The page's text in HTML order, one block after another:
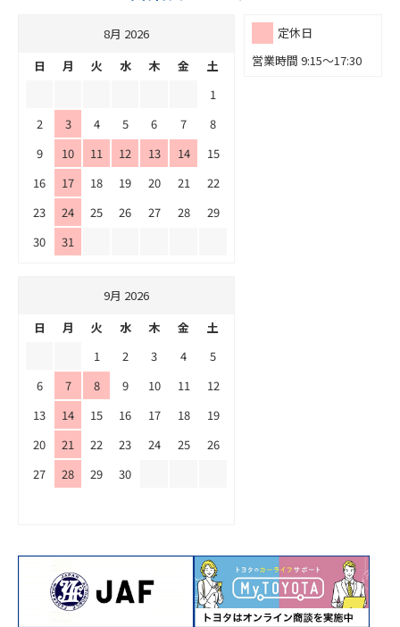
定休日
営業時間 9:15～17:30
8月 2026
日
月 火 水 木 金
土
1
2
3 4 5 6 7
8
9
10 11 12 13 14
15
16
17 18 19 20 21
22
23
24 25 26 27 28
29
30
31
9月 2026
日
月 火 水 木 金
土
1
2 3 4
5
6
7 8 9 10 11
12
13
14 15 16 17 18
19
20
21 22 23 24 25
26
27
28 29 30